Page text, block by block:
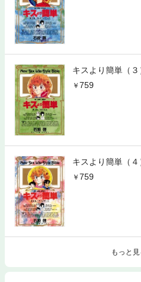
キスより簡単（３
759
キスより簡単（４
759
もっと見